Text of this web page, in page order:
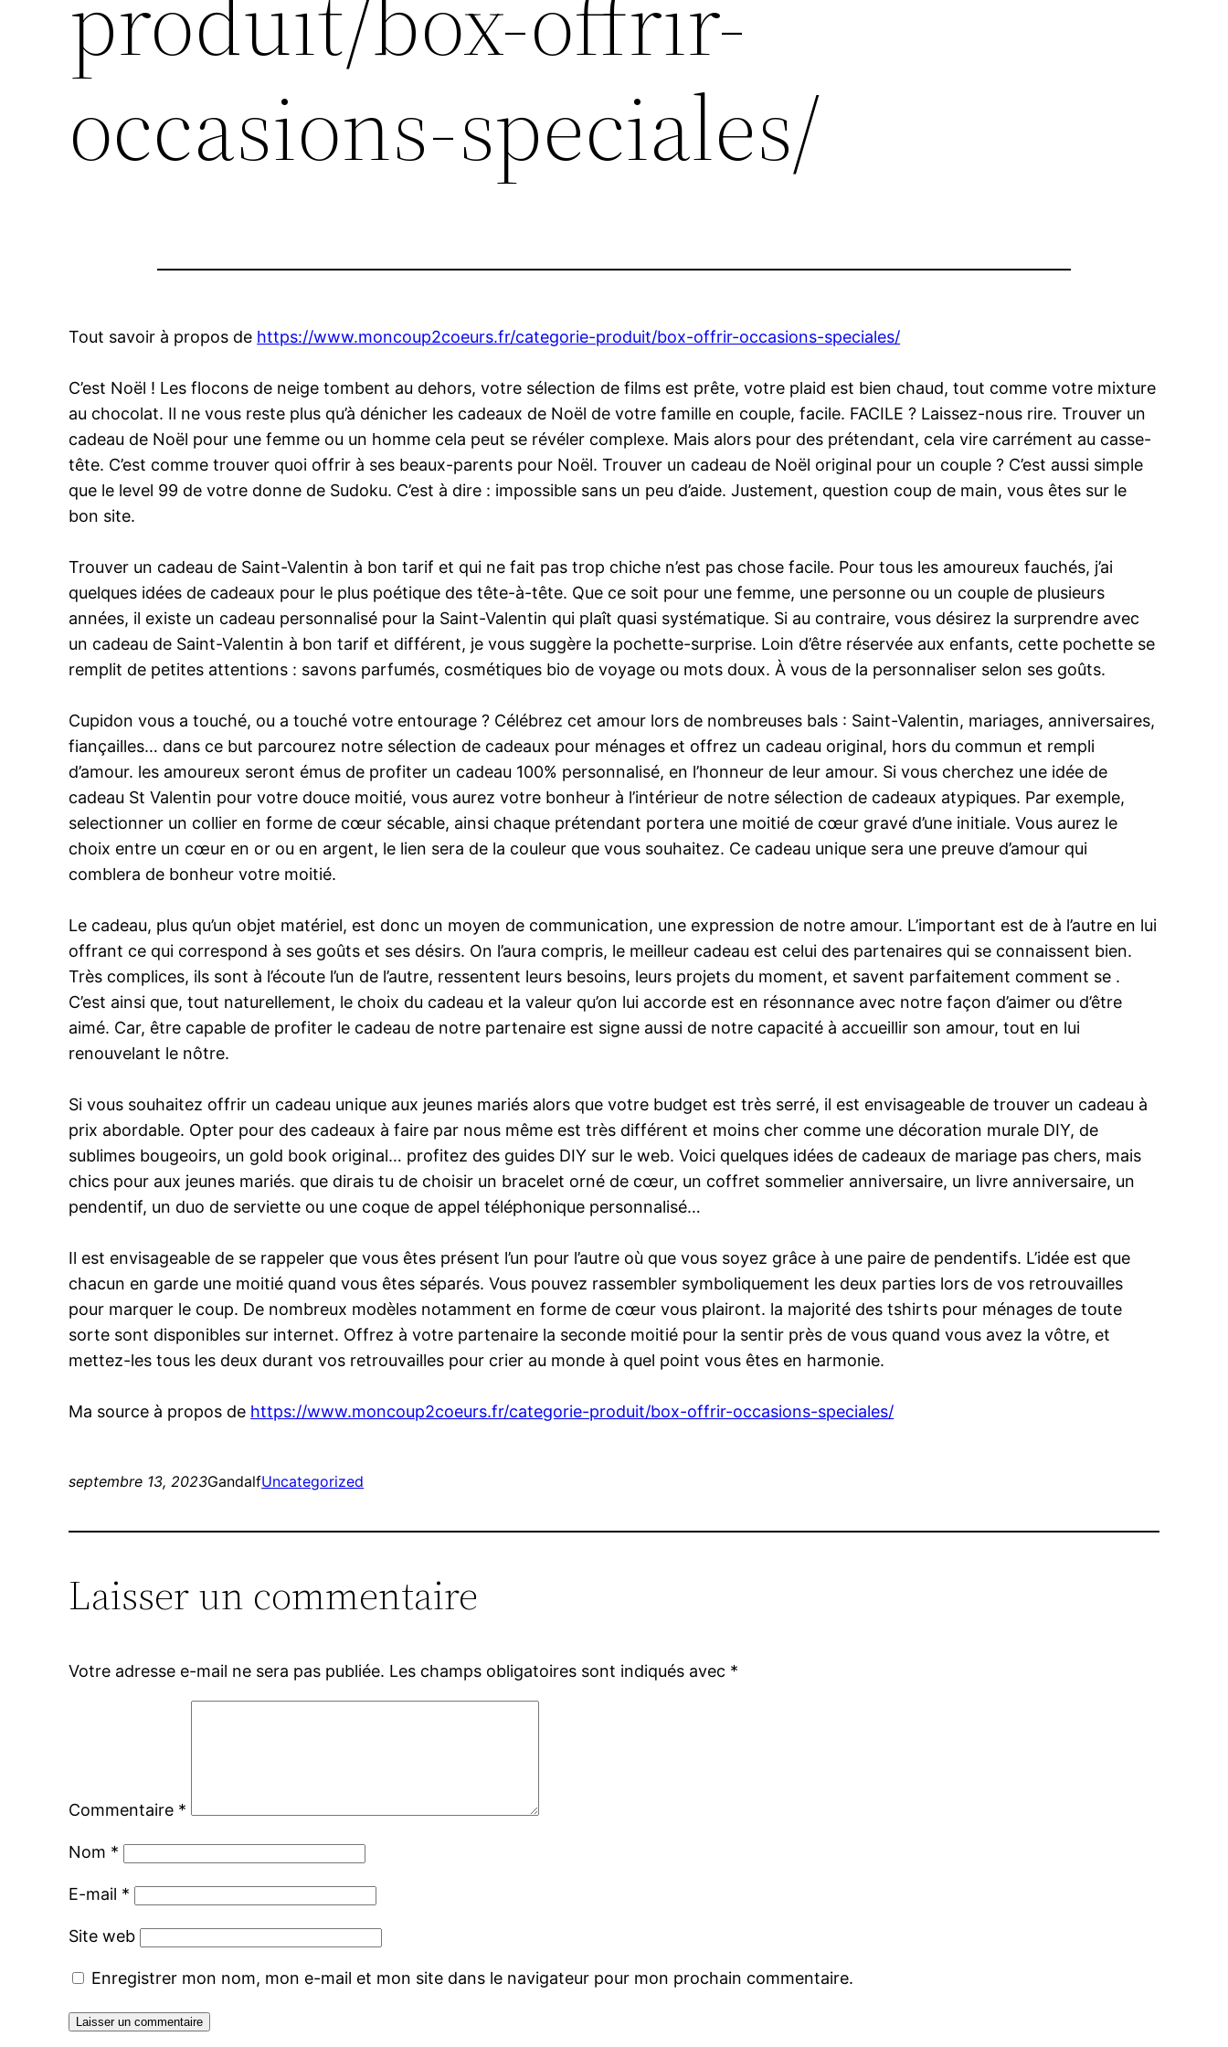
occasions-speciales/
Tout savoir à propos de https://www.moncoup2coeurs.fr/categorie-produit/box-offrir-occasions-speciales/
C’est Noël ! Les flocons de neige tombent au dehors, votre sélection de films est prête, votre plaid est bien chaud, tout comme votre mixture
au chocolat. Il ne vous reste plus qu’à dénicher les cadeaux de Noël de votre famille en couple, facile. FACILE ? Laissez-nous rire. Trouver un
cadeau de Noël pour une femme ou un homme cela peut se révéler complexe. Mais alors pour des prétendant, cela vire carrément au casse-
tête. C’est comme trouver quoi offrir à ses beaux-parents pour Noël. Trouver un cadeau de Noël original pour un couple ? C’est aussi simple
que le level 99 de votre donne de Sudoku. C’est à dire : impossible sans un peu d’aide. Justement, question coup de main, vous êtes sur le
bon site.
Trouver un cadeau de Saint-Valentin à bon tarif et qui ne fait pas trop chiche n’est pas chose facile. Pour tous les amoureux fauchés, j’ai
quelques idées de cadeaux pour le plus poétique des tête-à-tête. Que ce soit pour une femme, une personne ou un couple de plusieurs
années, il existe un cadeau personnalisé pour la Saint-Valentin qui plaît quasi systématique. Si au contraire, vous désirez la surprendre avec
un cadeau de Saint-Valentin à bon tarif et différent, je vous suggère la pochette-surprise. Loin d’être réservée aux enfants, cette pochette se
remplit de petites attentions : savons parfumés, cosmétiques bio de voyage ou mots doux. À vous de la personnaliser selon ses goûts.
Cupidon vous a touché, ou a touché votre entourage ? Célébrez cet amour lors de nombreuses bals : Saint-Valentin, mariages, anniversaires,
fiançailles… dans ce but parcourez notre sélection de cadeaux pour ménages et offrez un cadeau original, hors du commun et rempli
d’amour. les amoureux seront émus de profiter un cadeau 100% personnalisé, en l’honneur de leur amour. Si vous cherchez une idée de
cadeau St Valentin pour votre douce moitié, vous aurez votre bonheur à l’intérieur de notre sélection de cadeaux atypiques. Par exemple,
selectionner un collier en forme de cœur sécable, ainsi chaque prétendant portera une moitié de cœur gravé d’une initiale. Vous aurez le
choix entre un cœur en or ou en argent, le lien sera de la couleur que vous souhaitez. Ce cadeau unique sera une preuve d’amour qui
comblera de bonheur votre moitié.
Le cadeau, plus qu’un objet matériel, est donc un moyen de communication, une expression de notre amour. L’important est de à l’autre en lui
offrant ce qui correspond à ses goûts et ses désirs. On l’aura compris, le meilleur cadeau est celui des partenaires qui se connaissent bien.
Très complices, ils sont à l’écoute l’un de l’autre, ressentent leurs besoins, leurs projets du moment, et savent parfaitement comment se .
C’est ainsi que, tout naturellement, le choix du cadeau et la valeur qu’on lui accorde est en résonnance avec notre façon d’aimer ou d’être
aimé. Car, être capable de profiter le cadeau de notre partenaire est signe aussi de notre capacité à accueillir son amour, tout en lui
renouvelant le nôtre.
Si vous souhaitez offrir un cadeau unique aux jeunes mariés alors que votre budget est très serré, il est envisageable de trouver un cadeau à
prix abordable. Opter pour des cadeaux à faire par nous même est très différent et moins cher comme une décoration murale DIY, de
sublimes bougeoirs, un gold book original… profitez des guides DIY sur le web. Voici quelques idées de cadeaux de mariage pas chers, mais
chics pour aux jeunes mariés. que dirais tu de choisir un bracelet orné de cœur, un coffret sommelier anniversaire, un livre anniversaire, un
pendentif, un duo de serviette ou une coque de appel téléphonique personnalisé…
Il est envisageable de se rappeler que vous êtes présent l’un pour l’autre où que vous soyez grâce à une paire de pendentifs. L’idée est que
chacun en garde une moitié quand vous êtes séparés. Vous pouvez rassembler symboliquement les deux parties lors de vos retrouvailles
pour marquer le coup. De nombreux modèles notamment en forme de cœur vous plairont. la majorité des tshirts pour ménages de toute
sorte sont disponibles sur internet. Offrez à votre partenaire la seconde moitié pour la sentir près de vous quand vous avez la vôtre, et
mettez-les tous les deux durant vos retrouvailles pour crier au monde à quel point vous êtes en harmonie.
Ma source à propos de https://www.moncoup2coeurs.fr/categorie-produit/box-offrir-occasions-speciales/
septembre 13, 2023GandalfUncategorized
Laisser un commentaire
Votre adresse e-mail ne sera pas publiée. Les champs obligatoires sont indiqués avec *
Commentaire *
Nom *
E-mail *
Site web
Enregistrer mon nom, mon e-mail et mon site dans le navigateur pour mon prochain commentaire.